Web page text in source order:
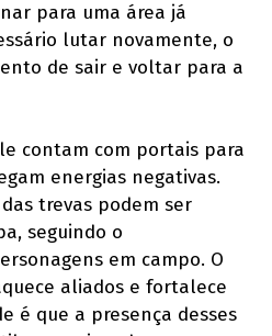
para uma área já
lutar novamente, o
de sair e voltar para a
contam com portais para
energias negativas.
trevas podem ser
seguindo o
em campo. O
aliados e fortalece
é que a presença desses